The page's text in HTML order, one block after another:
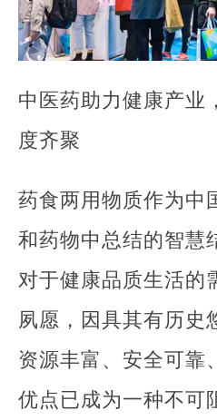
中医药助力健康产业
度齐聚
药食两用物质作为中
和药物中总结的智慧
对于健康品质生活的
夙愿，因具其有历史
资源丰富、安全可靠
优点已成为一种不可